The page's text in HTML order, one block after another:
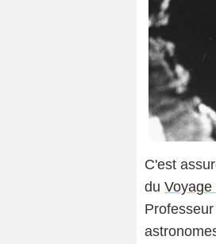
C'est
du